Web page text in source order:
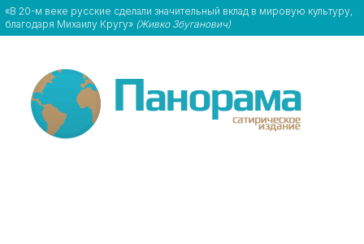
«В 20-м веке русские сделали значительный вклад в мировую культуру,
благодаря Михаилу Кругу» (Живко Збуганович)